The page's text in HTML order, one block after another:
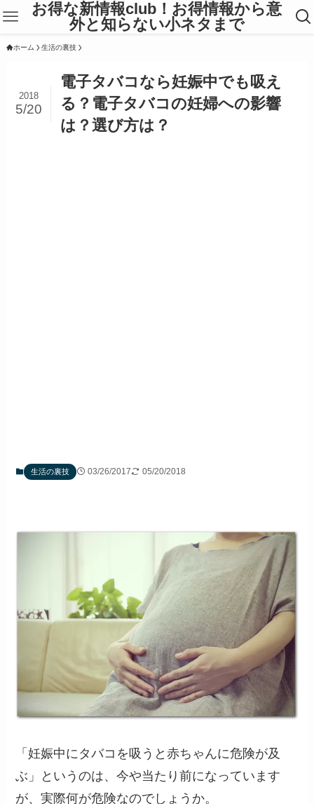
お得な新情報club！お得情報から意
外と知らない小ネタまで
ホーム 生活の裏技
電子タバコなら妊娠中でも吸え
る？電子タバコの妊婦への影響
は？選び方は？
2018
5/20
生活の裏技 03/26/2017 05/20/2018
「妊娠中にタバコを吸うと赤ちゃんに危険が及
ぶ」というのは、今や当たり前になっています
が、実際何が危険なのでしょうか。